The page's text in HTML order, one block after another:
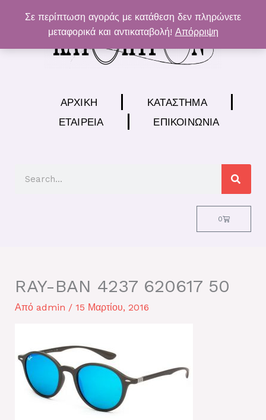
Σε περίπτωση αγοράς με κατάθεση δεν πληρώνετε
μεταφορικά και αντικαταβολή! Απόρριψη
περιεχόμενο
ΑΡΧΙΚΉ
ΚΑΤΆΣΤΗΜΑ
ΕΤΑΙΡΕΊΑ
ΕΠΙΚΟΙΝΩΝΊΑ
0
Cart
RAY-BAN 4237 620617 50
Από admin / 15 Μαρτίου, 2016